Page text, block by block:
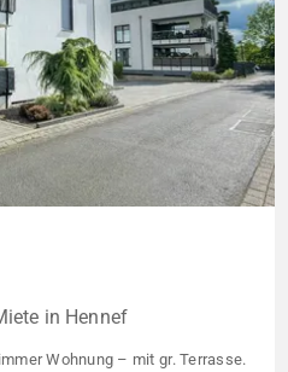
in Hennef
Wohnung – mit gr. Terrasse.